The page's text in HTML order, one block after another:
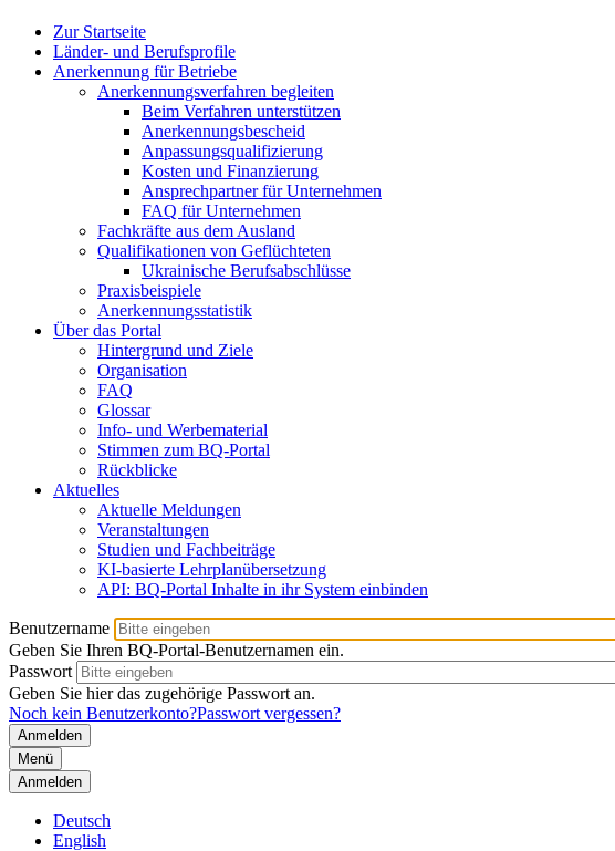
Zur Startseite
Länder- und Berufsprofile
Anerkennung für Betriebe
Anerkennungsverfahren begleiten
Beim Verfahren unterstützen
Anerkennungsbescheid
Anpassungsqualifizierung
Kosten und Finanzierung
Ansprechpartner für Unternehmen
FAQ für Unternehmen
Fachkräfte aus dem Ausland
Qualifikationen von Geflüchteten
Ukrainische Berufsabschlüsse
Praxisbeispiele
Anerkennungsstatistik
Über das Portal
Hintergrund und Ziele
Organisation
FAQ
Glossar
Info- und Werbematerial
Stimmen zum BQ-Portal
Rückblicke
Aktuelles
Aktuelle Meldungen
Veranstaltungen
Studien und Fachbeiträge
KI-basierte Lehrplanübersetzung
API: BQ-Portal Inhalte in ihr System einbinden
Benutzername
Geben Sie Ihren BQ-Portal-Benutzernamen ein.
Passwort
Geben Sie hier das zugehörige Passwort an.
Noch kein Benutzerkonto?Passwort vergessen?
Menü
Anmelden
Deutsch
English